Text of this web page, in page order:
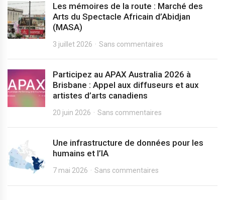
Les mémoires de la route : Marché des
Arts du Spectacle Africain d’Abidjan
(MASA)
3 juillet 2026 Sans commentaires
Participez au APAX Australia 2026 à
Brisbane : Appel aux diffuseurs et aux
artistes d’arts canadiens
20 juin 2026 Sans commentaires
Une infrastructure de données pour les
humains et l’IA
7 mai 2026 Sans commentaires